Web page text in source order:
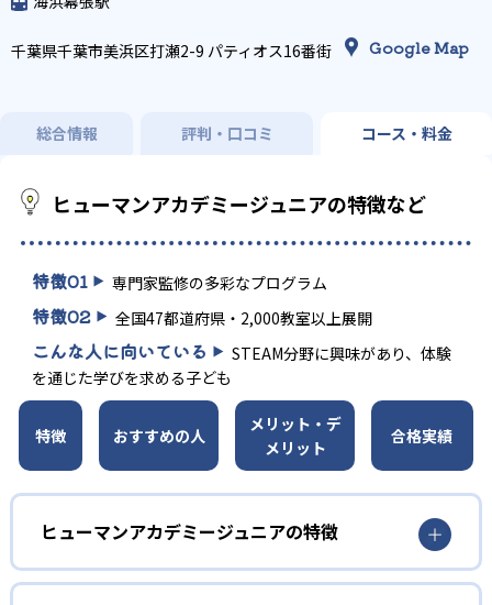
千葉県千葉市美浜区打瀬2-9 パティオス16番街 Google Map
総合情報 評判・口コミ コース・料金
ヒューマンアカデミージュニアの特徴など
特徴01 専門家監修の多彩なプログラム
特徴02 全国47都道府県・2,000教室以上展開
こんな人に向いている
STEAM分野に興味があり、体験
を通じた学びを求める子ども
特徴 おすすめの人
メリット・デ
メリット
合格実績
ヒューマンアカデミージュニアの特徴
1
多彩なコースラインナップ